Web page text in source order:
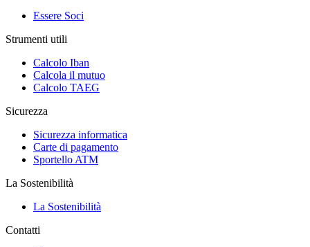
Essere Soci
Strumenti utili
Calcolo Iban
Calcola il mutuo
Calcolo TAEG
Sicurezza
Sicurezza informatica
Carte di pagamento
Sportello ATM
La Sostenibilità
La Sostenibilità
Contatti